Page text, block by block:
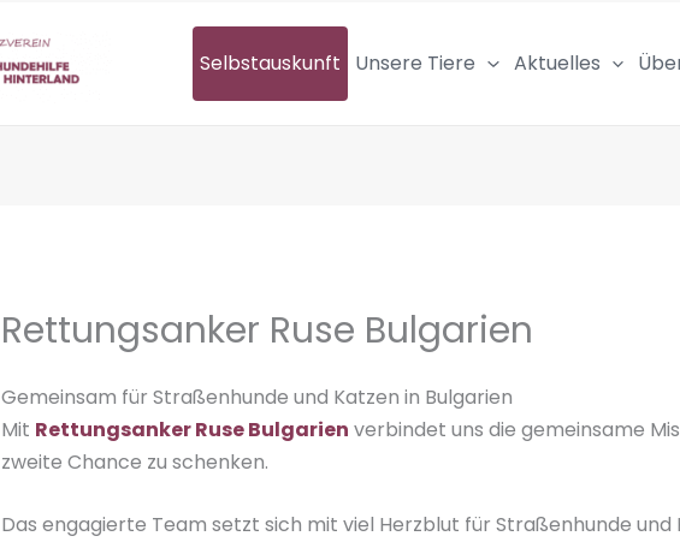
Selbstauskunft Unsere Tiere Aktuelles
Rettungsanker Ruse Bulgarien
Gemeinsam für Straßenhunde und Katzen in Bulgarien
Mit Rettungsanker Ruse Bulgarien verbindet uns die gemeinsame
zweite Chance zu schenken.
Das engagierte Team setzt sich mit viel Herzblut für Straßenhunde und